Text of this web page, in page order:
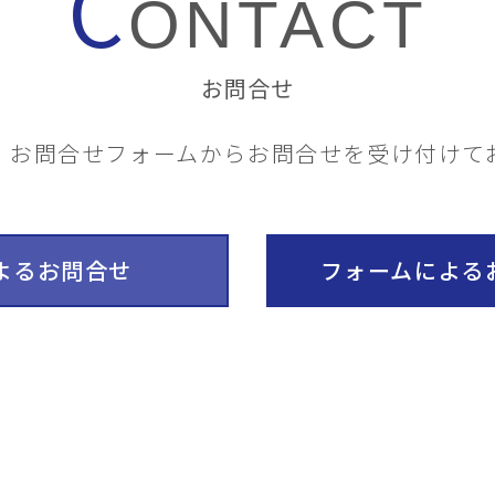
ONTACT
お問合せ
お問合せフォームから お問合せを受け付けて
るお問合せ フォームによる